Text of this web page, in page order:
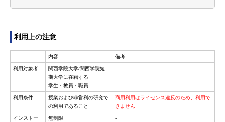
利用上の注意
内容 備考
利用対象者
関西学院大学/関西学院短
期大学に在籍する
学生・教員・職員
-
利用条件
授業および非営利の研究で
の利用であること
商用利用はライセンス違反のため、利用で
きません
インストー
無制限 -